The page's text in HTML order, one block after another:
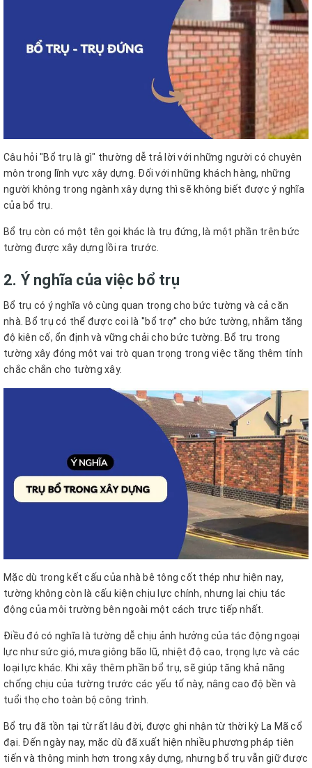
Câu hỏi "Bổ trụ là gì" thường dễ trả lời với những người có chuyên
môn trong lĩnh vực xây dựng. Đối với những khách hàng, những
người không trong ngành xây dựng thì sẽ không biết được ý nghĩa
của bổ trụ.
Bổ trụ còn có một tên gọi khác là trụ đứng, là một phần trên bức
tường được xây dựng lồi ra trước.
2. Ý nghĩa của việc bổ trụ
Bổ trụ có ý nghĩa vô cùng quan trọng cho bức tường và cả căn
nhà. Bổ trụ có thể được coi là ''bổ trợ'' cho bức tường, nhằm tăng
độ kiên cố, ổn định và vững chải cho bức tường. Bổ trụ trong
tường xây đóng một vai trò quan trọng trong việc tăng thêm tính
chắc chắn cho tường xây.
Mặc dù trong kết cấu của nhà bê tông cốt thép như hiện nay,
tường không còn là cấu kiện chịu lực chính, nhưng lại chịu tác
động của môi trường bên ngoài một cách trực tiếp nhất.
Điều đó có nghĩa là tường dễ chịu ảnh hưởng của tác động ngoại
lực như sức gió, mưa giông bão lũ, nhiệt độ cao, trọng lực và các
loại lực khác. Khi xây thêm phần bổ trụ, sẽ giúp tăng khả năng
chống chịu của tường trước các yếu tố này, nâng cao độ bền và
tuổi thọ cho toàn bộ công trình.
Bổ trụ đã tồn tại từ rất lâu đời, được ghi nhận từ thời kỳ La Mã cổ
đại. Đến ngày nay, mặc dù đã xuất hiện nhiều phương pháp tiên
tiến và thông minh hơn trong xây dựng, nhưng bổ trụ vẫn giữ được